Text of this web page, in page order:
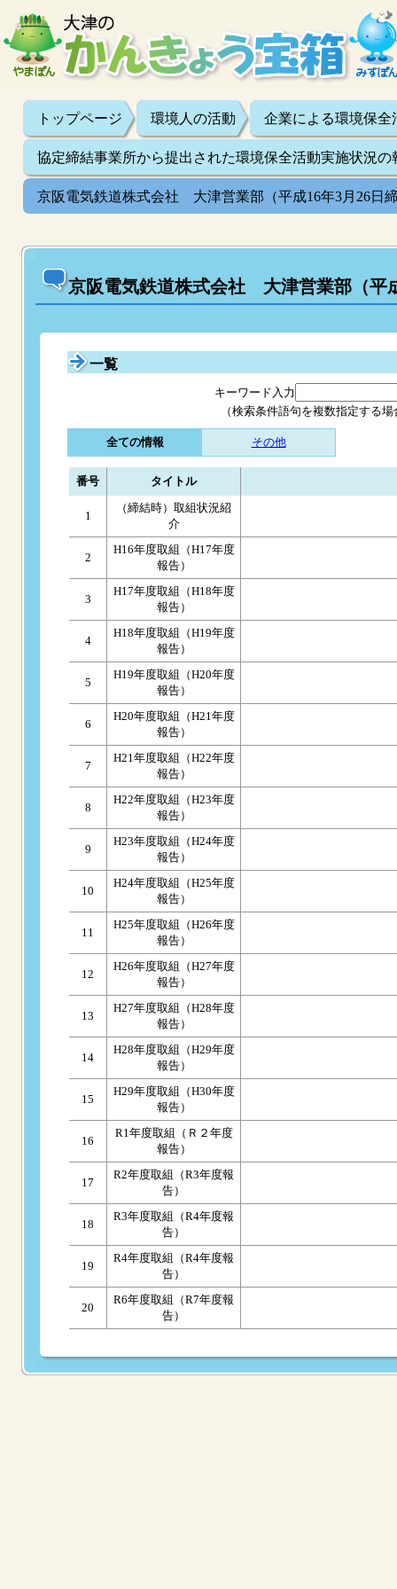
トップページ 環境人の活動 企業による環境保全
協定締結事業所から提出された環境保全活動実施状況の
京阪電気鉄道株式会社 大津営業部（平成16年3月26日
京阪電気鉄道株式会社 大津営業部（平
一覧
キーワード入力
（検索条件語句を複数指定する
全ての情報 その他
番号 タイトル
1
（締結時）取組状況紹
介
2
H16年度取組（H17年度
報告）
3
H17年度取組（H18年度
報告）
4
H18年度取組（H19年度
報告）
5
H19年度取組（H20年度
報告）
6
H20年度取組（H21年度
報告）
7
H21年度取組（H22年度
報告）
8
H22年度取組（H23年度
報告）
9
H23年度取組（H24年度
報告）
10
H24年度取組（H25年度
報告）
11
H25年度取組（H26年度
報告）
12
H26年度取組（H27年度
報告）
13
H27年度取組（H28年度
報告）
14
H28年度取組（H29年度
報告）
15
H29年度取組（H30年度
報告）
16
R1年度取組（Ｒ２年度
報告）
17
R2年度取組（R3年度報
告）
18
R3年度取組（R4年度報
告）
19
R4年度取組（R4年度報
告）
20
R6年度取組（R7年度報
告）